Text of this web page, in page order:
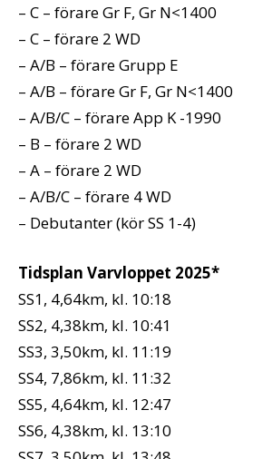
– C – förare Gr F, Gr N<1400
– C – förare 2 WD
– A/B – förare Grupp E
– A/B – förare Gr F, Gr N<1400
– A/B/C – förare App K -1990
– B – förare 2 WD
– A – förare 2 WD
– A/B/C – förare 4 WD
– Debutanter (kör SS 1-4)
Tidsplan Varvloppet 2025*
SS1, 4,64km, kl. 10:18
SS2, 4,38km, kl. 10:41
SS3, 3,50km, kl. 11:19
SS4, 7,86km, kl. 11:32
SS5, 4,64km, kl. 12:47
SS6, 4,38km, kl. 13:10